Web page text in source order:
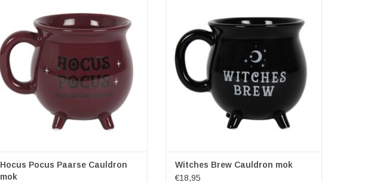
Hocus Pocus Paarse Cauldron
mok
schitterende mok is ontworpen om eruit te
zien als een zwarte ketel en is voorzien van
de woorden 'Witches Brew' en wordt
geleverd in een bijpassende
geschenkverpakking. Ontwo
TOEVOEGEN AAN WINKELWAGEN
Witches Brew Cauldron mok
€18,95